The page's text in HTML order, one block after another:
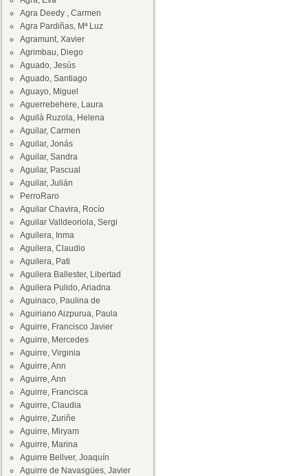
Agra Deedy , Carmen
Agra Pardiñas, Mª Luz
Agramunt, Xavier
Agrimbau, Diego
Aguado, Jesús
Aguado, Santiago
Aguayo, Miguel
Aguerrebehere, Laura
Aguilà Ruzola, Helena
Aguilar, Carmen
Aguilar, Jonás
Aguilar, Sandra
Aguilar, Pascual
Aguilar, Julián
PerroRaro
Aguilar Chavira, Rocío
Aguilar Valldeoriola, Sergi
Aguilera, Inma
Aguilera, Claudio
Aguilera, Pati
Aguilera Ballester, Libertad
Aguilera Pulido, Ariadna
Aguinaco, Paulina de
Aguiriano Aizpurua, Paula
Aguirre, Francisco Javier
Aguirre, Mercedes
Aguirre, Virginia
Aguirre, Ann
Aguirre, Ann
Aguirre, Francisca
Aguirre, Claudia
Aguirre, Zuriñe
Aguirre, Miryam
Aguirre, Marina
Aguirre Bellver, Joaquín
Aguirre de Navasgües, Javier